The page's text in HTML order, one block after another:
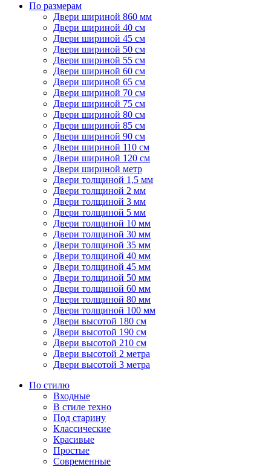
По размерам
Двери шириной 860 мм
Двери шириной 40 см
Двери шириной 45 см
Двери шириной 50 см
Двери шириной 55 см
Двери шириной 60 см
Двери шириной 65 см
Двери шириной 70 см
Двери шириной 75 см
Двери шириной 80 см
Двери шириной 85 см
Двери шириной 90 см
Двери шириной 110 см
Двери шириной 120 см
Двери шириной метр
Двери толщиной 1,5 мм
Двери толщиной 2 мм
Двери толщиной 3 мм
Двери толщиной 5 мм
Двери толщиной 10 мм
Двери толщиной 30 мм
Двери толщиной 35 мм
Двери толщиной 40 мм
Двери толщиной 45 мм
Двери толщиной 50 мм
Двери толщиной 60 мм
Двери толщиной 80 мм
Двери толщиной 100 мм
Двери высотой 180 см
Двери высотой 190 см
Двери высотой 210 см
Двери высотой 2 метра
Двери высотой 3 метра
По стилю
Входные
В стиле техно
Под старину
Классические
Красивые
Простые
Современные